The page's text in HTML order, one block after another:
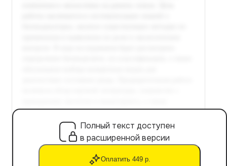
Полный текст доступен
в расширенной версии
Оплатить 449 р.